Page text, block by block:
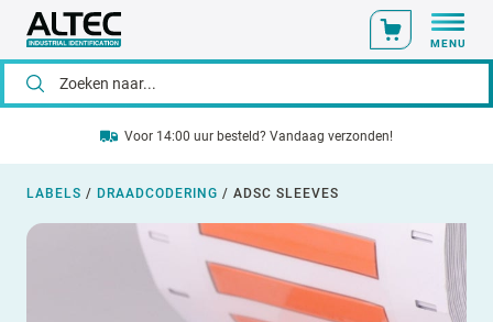
MENU
Voor 14:00 uur besteld? Vandaag verzonden!
LABELS / DRAADCODERING / ADSC SLEEVES